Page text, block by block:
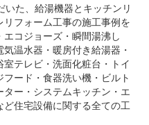
た、給湯機器とキッチンリ
フォーム工事の施工事例を
コジョーズ・瞬間湯沸し
温水器・暖房付き給湯器・
テレビ・洗面化粧台・トイ
ード・食器洗い機・ビルト
ー・システムキッチン・エ
住宅設備に関する全ての工